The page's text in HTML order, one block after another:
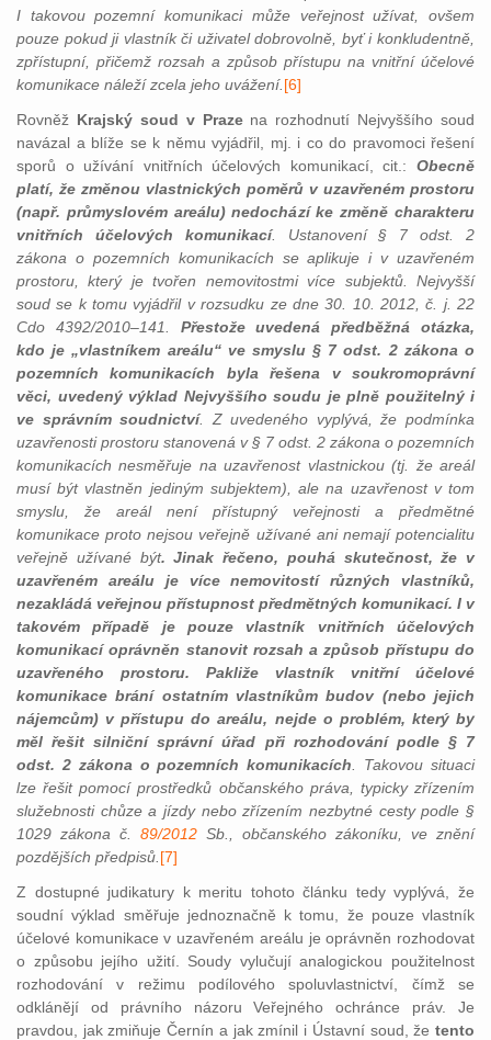
I takovou pozemní komunikaci může veřejnost užívat, ovšem
pouze pokud ji vlastník či uživatel dobrovolně, byť i konkludentně,
zpřístupní, přičemž rozsah a způsob přístupu na vnitřní účelové
komunikace náleží zcela jeho uvážení. [6]
Rovněž Krajský soud v Prazena rozhodnutí Nejvyššího soud
navázal a blíže se k němu vyjádřil, mj. i co do pravomoci řešení
sporů o užívání vnitřních účelových komunikací, cit.: Obecně
platí, že změnou vlastnických poměrů v uzavřeném prostoru
(např. průmyslovém areálu) nedochází ke změně charakteru
vnitřních účelových komunikací. Ustanovení § 7 odst. 2
zákona o pozemních komunikacích se aplikuje i v uzavřeném
prostoru, který je tvořen nemovitostmi více subjektů. Nejvyšší
soud se k tomu vyjádřil v rozsudku ze dne 30. 10. 2012, č. j. 22
Cdo 4392/2010–141. Přestože uvedená předběžná otázka,
kdo je „vlastníkem areálu“ ve smyslu § 7 odst. 2 zákona o
pozemních komunikacích byla řešena v soukromoprávní
věci, uvedený výklad Nejvyššího soudu je plně použitelný i
ve správním soudnictví. Z uvedeného vyplývá, že podmínka
uzavřenosti prostoru stanovená v § 7 odst. 2 zákona o pozemních
komunikacích nesměřuje na uzavřenost vlastnickou (tj. že areál
musí být vlastněn jediným subjektem), ale na uzavřenost v tom
smyslu, že areál není přístupný veřejnosti a předmětné
komunikace proto nejsou veřejně užívané ani nemají potencialitu
veřejně užívané být. Jinak řečeno, pouhá skutečnost, že v
uzavřeném areálu je více nemovitostí různých vlastníků,
nezakládá veřejnou přístupnost předmětných komunikací. I v
takovém případě je pouze vlastník vnitřních účelových
komunikací oprávněn stanovit rozsah a způsob přístupu do
uzavřeného prostoru. Pakliže vlastník vnitřní účelové
komunikace brání ostatním vlastníkům budov (nebo jejich
nájemcům) v přístupu do areálu, nejde o problém, který by
měl řešit silniční správní úřad při rozhodování podle § 7
odst. 2 zákona o pozemních komunikacích . Takovou situaci
lze řešit pomocí prostředků občanského práva, typicky zřízením
služebnosti chůze a jízdy nebo zřízením nezbytné cesty podle §
1029 zákona č. 89/2012 Sb., občanského zákoníku, ve znění
pozdějších předpisů. [7]
Z dostupné judikatury k meritu tohoto článku tedy vyplývá, že
soudní výklad směřuje jednoznačně k tomu, že pouze vlastník
účelové komunikace v uzavřeném areálu je oprávněn rozhodovat
o způsobu jejího užití. Soudy vylučují analogickou použitelnost
rozhodování v režimu podílového spoluvlastnictví, čímž se
odklánějí od právního názoru Veřejného ochránce práv. Je
pravdou, jak zmiňuje Černín a jak zmínil i Ústavní soud, že tento